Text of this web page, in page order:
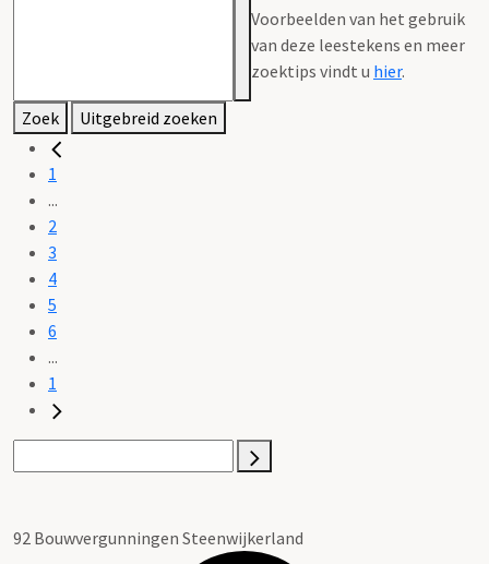
Voorbeelden van het gebruik
van deze leestekens en meer
zoektips vindt u hier.
Zoek Uitgebreid zoeken
1
...
2
3
4
5
6
...
1
92 Bouwvergunningen Steenwijkerland